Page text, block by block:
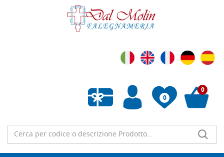
0
Wunschliste leeren
0